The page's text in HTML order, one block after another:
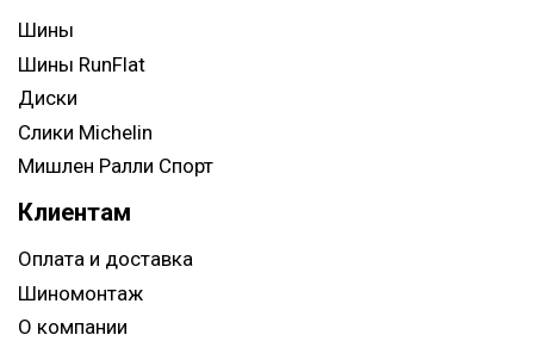
Шины
Шины RunFlat
Диски
Слики Michelin
Мишлен Ралли Спорт
Клиентам
Оплата и доставка
Шиномонтаж
О компании